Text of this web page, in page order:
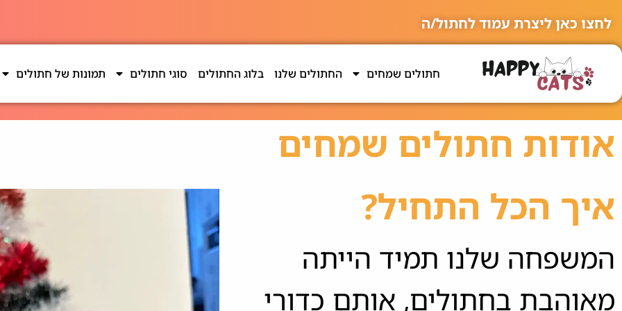
לחצו כאן ליצרת עמוד לחתול/ה
חתולים שמחים החתולים שלנו בלוג החתולים סוגי חתולים תמונות של חתולים
אודות חתולים שמחים
איך הכל התחיל?
המשפחה שלנו תמיד הייתה
מאוהבת בחתולים, אותם כדורי